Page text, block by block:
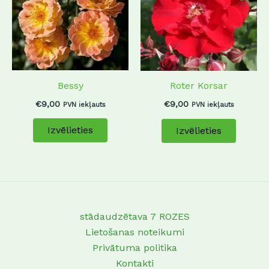
Bessy
€9,00 PVN iekļauts
Izvēlieties
multiple
variants.
The
options
may
on
Roter Korsar
€9,00 PVN iekļauts
Izvēlieties
The
options
may
on
stādaudzētava 7 ROZES
Lietošanas noteikumi
Privātuma politika
Kontakti